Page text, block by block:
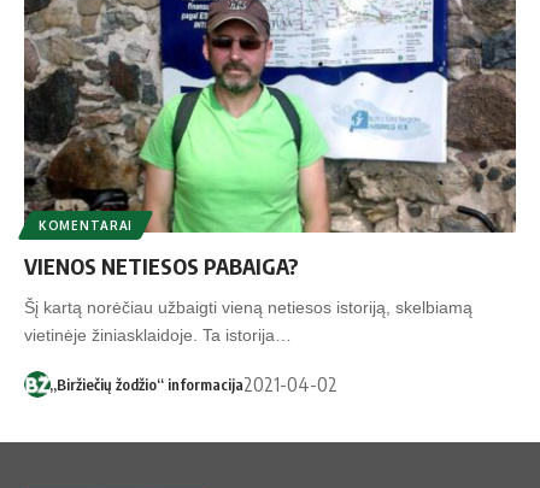
KOMENTARAI
VIENOS NETIESOS PABAIGA?
Šį kartą norėčiau užbaigti vieną netiesos istoriją, skelbiamą
vietinėje žiniasklaidoje. Ta istorija…
„Biržiečių žodžio“ informacija2021-04-02